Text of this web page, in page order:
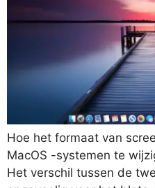
Hoe het formaat van
MacOS -systemen te
Het verschil tussen de